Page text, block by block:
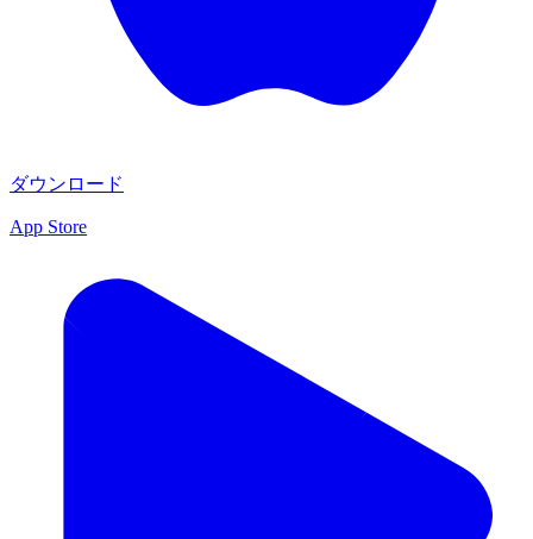
ダウンロード
App Store